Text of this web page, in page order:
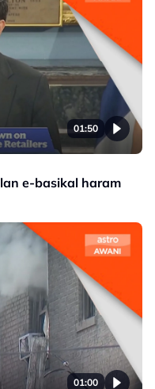
01:50
e-basikal haram
01:00